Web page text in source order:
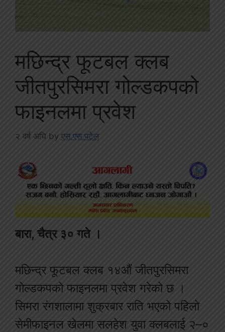
मछिन्द्र फूटबल क्लब
जीतपुरसिमरा गोल्डकपको
फाइनलमा प्रवेश
२ वर्ष अघि by एस.एस.पटेल
बारा, चैत्र ३० गते ।
मछिन्द्र फूटबल क्लब १४औं जीतपुरसिमरा
गोल्डकपको फाइनलमा प्रवेश गरेको छ ।
सिमरा रंगशालामा शुक्रबार राति भएको पहिलो
सेमीफाइनल खेलमा सलहेश युवा क्लबलाई २–०